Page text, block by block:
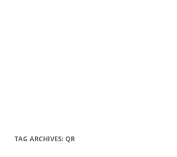
TAG ARCHIVES: QR